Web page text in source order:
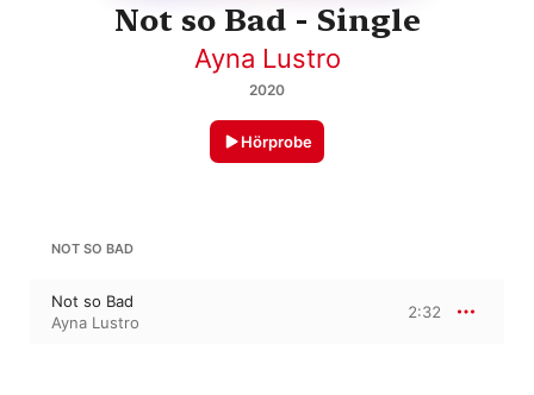
Not so Bad - Single
Ayna Lustro
2020
Hörprobe
NOT SO BAD
Not so Bad
Ayna Lustro
2:32